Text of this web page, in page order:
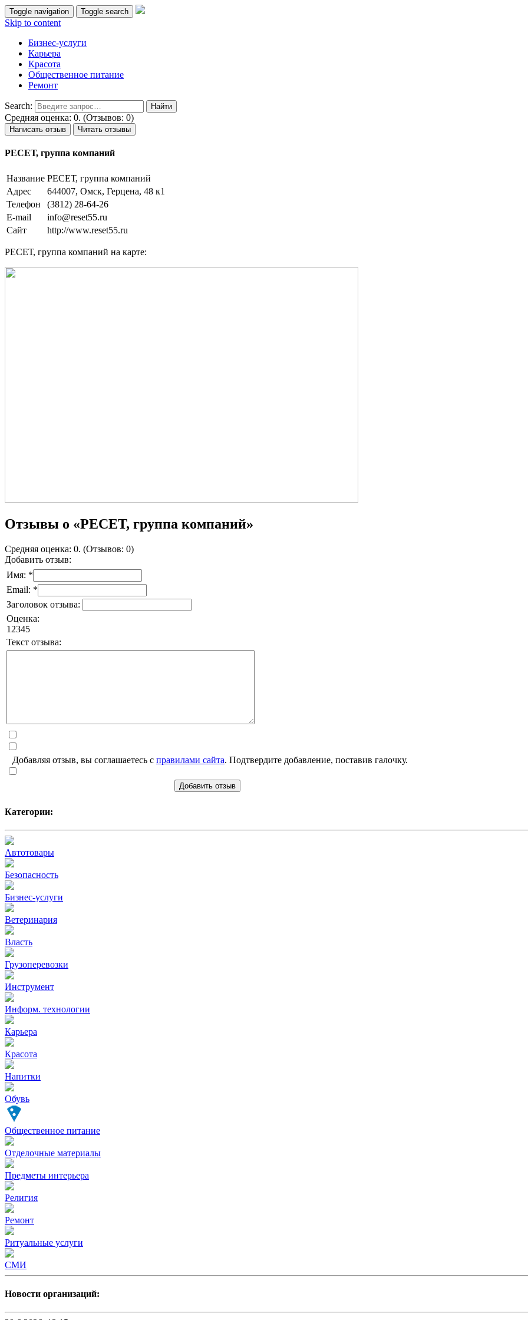
Toggle navigation Toggle search
Skip to content
Бизнес-услуги
Карьера
Красота
Общественное питание
Ремонт
Search:
Средняя оценка: 0. (Отзывов: 0)
Написать отзыв Читать отзывы
РЕСЕТ, группа компаний
Название РЕСЕТ, группа компаний
Адрес
644007, Омск, Герцена, 48 к1
Телефон
(3812) 28-64-26
E-mail
info@reset55.ru
Сайт
http://www.reset55.ru
РЕСЕТ, группа компаний на карте:
Отзывы о «РЕСЕТ, группа компаний»
Средняя оценка: 0. (Отзывов: 0)
Добавить отзыв:
Имя: *
Email: *
Заголовок отзыва:
Оценка:
1 2345
Текст отзыва:
Добавляя отзыв, вы соглашаетесь с правилами сайта. Подтвердите добавление, поставив галочку.
Добавить отзыв
Категории:
Автотовары
Безопасность
Бизнес-услуги
Ветеринария
Власть
Грузоперевозки
Инструмент
Информ. технологии
Карьера
Красота
Напитки
Обувь
Общественное питание
Отделочные материалы
Предметы интерьера
Религия
Ремонт
Ритуальные услуги
СМИ
Новости организаций: